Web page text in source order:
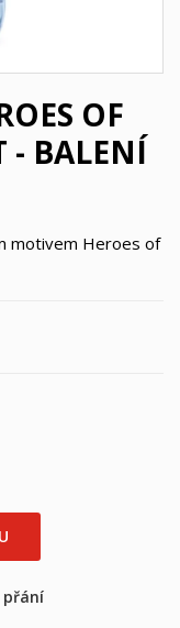
OF
- BALENÍ
motivem Heroes of
přání uložit do